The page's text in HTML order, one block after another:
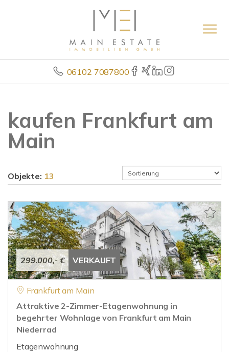
06102 7087800
kaufen Frankfurt am
Main
Objekte: 13
299.000,- € VERKAUFT
Frankfurt am Main
Attraktive 2-Zimmer-Etagenwohnung in
begehrter Wohnlage von Frankfurt am Main
Niederrad
Etagenwohnung